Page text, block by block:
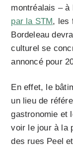
montréalais – à
par la STM, les
Bordeleau
culturel se
annoncé pour
En effet, le
un lieu de
gastronomie et
voir le jour à la
des rues Peel